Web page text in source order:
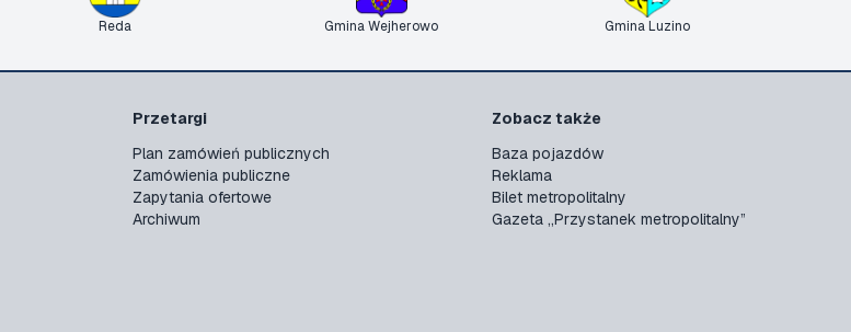
Reda Gmina Wejherowo Gmina Luzino
Przetargi
Plan zamówień publicznych
Zamówienia publiczne
Zapytania ofertowe
Archiwum
Zobacz także
Baza pojazdów
Reklama
Bilet metropolitalny
Gazeta „Przystanek metropolitalny”